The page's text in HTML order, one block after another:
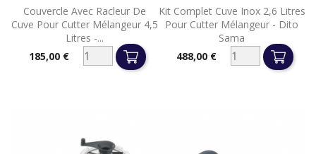
Couvercle Avec Racleur De
Cuve Pour Cutter Mélangeur 4,5
Litres -...
Prix185,00 €
Kit Complet Cuve Inox 2,6 Litres
Pour Cutter Mélangeur - Dito
Sama
Prix488,00 €